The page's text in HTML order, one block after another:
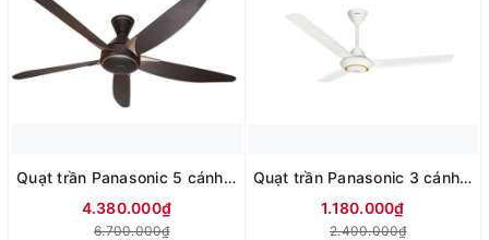
Quạt trần Panasonic 5 cánh F-60GDS-B 40W
4.380.000₫
6.700.000₫
Quạt trần Panasonic 3 cánh F-60MZ2 66W
1.180.000₫
2.400.000₫